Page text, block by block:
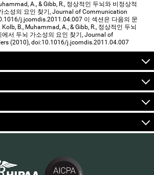
A., & Gibb, R., 정상적인 두뇌와 비정상적
소성의 요인 찾기, Journal of Communication
j.jcomdis.2011.04.007 이 섹션은 다음의 문
B., Muhammad, A., & Gibb, R., 정상적인 두뇌
에서 두뇌 가소성의 요인 찾기, Journal of
(2010), doi:10.1016/j.jcomdis.2011.04.007